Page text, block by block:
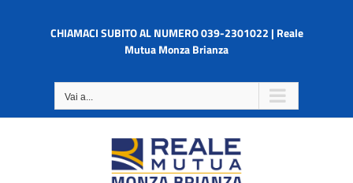
contenutoCHIAMACI SUBITO AL NUMERO 039-2301022 | Reale
Mutua Monza Brianza
Vai a...